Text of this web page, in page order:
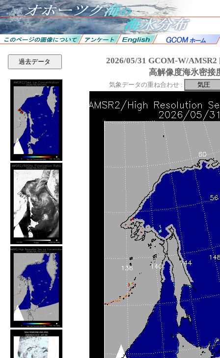
過去データ
2026/05/31 GCOM-W/
高解像度海氷密接
気象データの重ね合わせ :